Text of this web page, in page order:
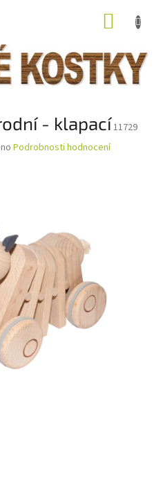
- klapací11729
Podrobnosti hodnocení